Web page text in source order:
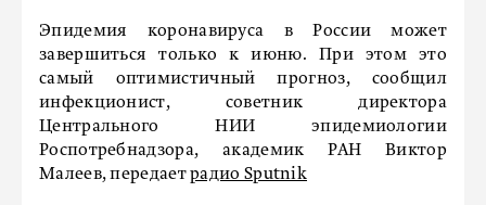
Эпидемия коронавируса в России может
завершиться только к июню. При этом это
самый оптимистичный прогноз, сообщил
инфекционист, советник директора
Центрального НИИ эпидемиологии
Роспотребнадзора, академик РАН Виктор
Малеев, передаетрадио Sputnik